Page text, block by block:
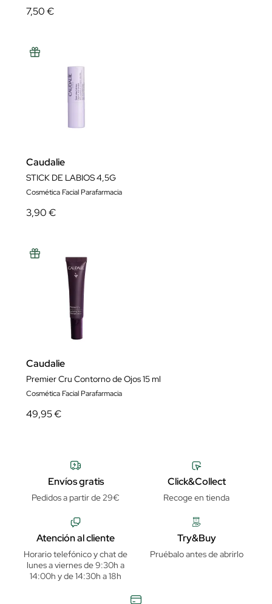
7,50 €
Caudalie
STICK DE LABIOS 4,5G
Cosmética Facial Parafarmacia
3,90 €
Caudalie
Premier Cru Contorno de Ojos 15 ml
Cosmética Facial Parafarmacia
49,95 €
Envíos gratis
Pedidos a partir de 29€
Click&Collect
Recoge en tienda
Atención al cliente
Horario telefónico y chat de
lunes a viernes de 9:30h a
14:00h y de 14:30h a 18h
Try&Buy
Pruébalo antes de abrirlo